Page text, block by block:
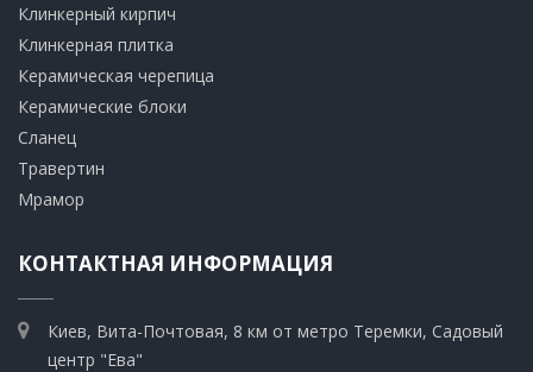
Клинкерный кирпич​
​Клинкерная плитка
​Керамическая черепица
​Керамические блоки
​Сланец
Травертин​
​Мрамор
КОНТАКТНАЯ ИНФОРМАЦИЯ
Киев, Вита-Почтовая, 8 км от метро Теремки, Садовый
центр "Ева"